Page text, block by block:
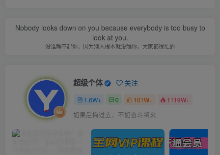
Nobody looks down on you because everybody is too busy to
look at you.
没谁瞧不起你，因为别人根本就没瞧你，大家都很忙的
超级个体 关注
1.6W+ 0 101W+ 1119W+
如果后悔过去，不如奋斗将来